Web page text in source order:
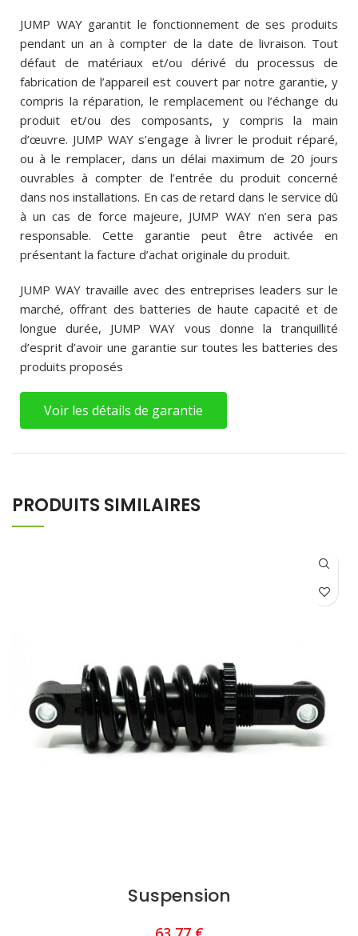
JUMP WAY garantit le fonctionnement de ses produits
pendant un an à compter de la date de livraison. Tout
défaut de matériaux et/ou dérivé du processus de
fabrication de l’appareil est couvert par notre garantie, y
compris la réparation, le remplacement ou l’échange du
produit et/ou des composants, y compris la main
d’œuvre. JUMP WAY s’engage à livrer le produit réparé,
ou à le remplacer, dans un délai maximum de 20 jours
ouvrables à compter de l’entrée du produit concerné
dans nos installations. En cas de retard dans le service dû
à un cas de force majeure, JUMP WAY n’en sera pas
responsable. Cette garantie peut être activée en
présentant la facture d’achat originale du produit.
JUMP WAY travaille avec des entreprises leaders sur le
marché, offrant des batteries de haute capacité et de
longue durée, JUMP WAY vous donne la tranquillité
d’esprit d’avoir une garantie sur toutes les batteries des
produits proposés
Voir les détails de garantie
PRODUITS SIMILAIRES
Suspension